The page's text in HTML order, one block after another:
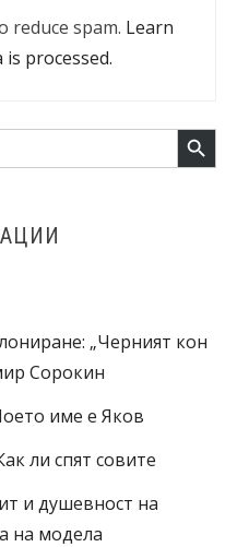
reduce spam. Learn
processed.
Search Button
„Черният кон
Сорокин
име е Яков
ли спят совите
и душевност на
на модела